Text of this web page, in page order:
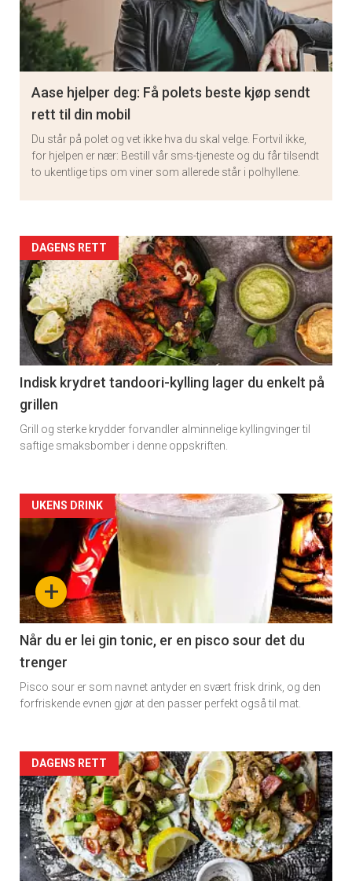
Aase hjelper deg: Få polets beste kjøp sendt
rett til din mobil
Du står på polet og vet ikke hva du skal velge. Fortvil ikke,
for hjelpen er nær: Bestill vår sms-tjeneste og du får tilsendt
to ukentlige tips om viner som allerede står i polhyllene.
Artikler
detail
-
section
11
DAGENS RETT
Indisk krydret tandoori-kylling lager du enkelt på
grillen
Grill og sterke krydder forvandler alminnelige kyllingvinger til
saftige smaksbomber i denne oppskriften.
Artikler
detail
section
11
Dagens
rett
+
UKENS DRINK
Når du er lei gin tonic, er en pisco sour det du
trenger
Pisco sour er som navnet antyder en svært frisk drink, og den
forfriskende evnen gjør at den passer perfekt også til mat.
Artikler
detail
-
section
DAGENS RETT